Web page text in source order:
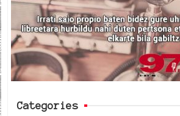
b
o
o
t
e
Categories